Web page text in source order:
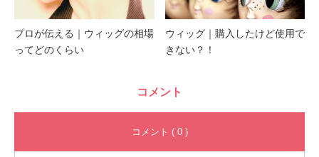
プロが伝える｜ウィッグの相場
ってどのくらい
ウィッグ｜購入したけど使用で
きない？！
コメント
コメント ( 0 )